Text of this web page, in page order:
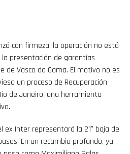
con firmeza, la operación no está
presentación de garantías
de Vasco da Gama. El motivo no es
un proceso de Recuperación
de Janeiro, una herramienta
ex Inter representará la 21° baja de
En un recambio profundo, ya